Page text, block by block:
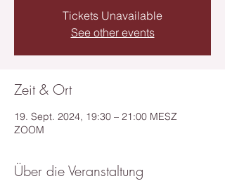
Tickets Unavailable
See other events
Zeit & Ort
19. Sept. 2024, 19:30 – 21:00 MESZ
ZOOM
Über die Veranstaltung